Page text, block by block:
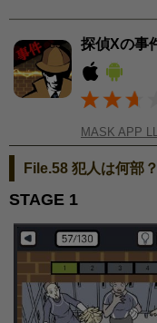
探偵Xの事
MASK APP
File.58 犯人は何部？
STAGE 1